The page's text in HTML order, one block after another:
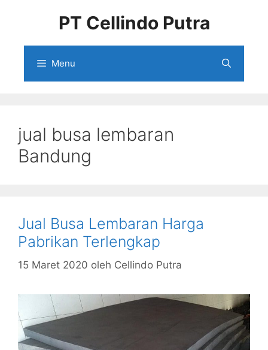
PT Cellindo Putra
Menu
jual busa lembaran
Bandung
Jual Busa Lembaran Harga
Pabrikan Terlengkap
15 Maret 2020 oleh Cellindo Putra